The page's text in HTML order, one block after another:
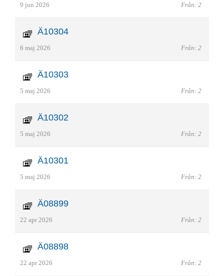
9 jun 2026 Från: 2
Ä10304
6 maj 2026 Från: 2
Ä10303
5 maj 2026 Från: 2
Ä10302
5 maj 2026 Från: 2
Ä10301
5 maj 2026 Från: 2
Ä08899
22 apr 2026 Från: 2
Ä08898
22 apr 2026 Från: 2